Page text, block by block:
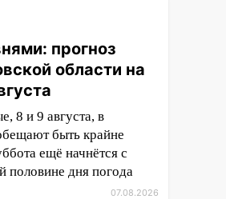
прогноз
области на
8 и 9 августа, в
быть крайне
ещё начнётся с
половине дня погода
07.08.2026